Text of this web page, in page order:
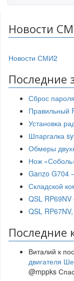
Новости
Новости СМИ2
Последние
Сброс
Правильный
Установка
Шпаргалка
Обмеры
Нож
Ganzo G704
Складской
QSL
QSL
Последние
Виталий к
двигателя
@mppks